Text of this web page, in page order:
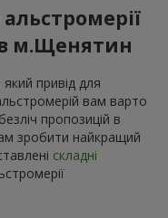
в м.Щенятин
привід для
вам варто
пропозицій в
зробити найкращий
складні